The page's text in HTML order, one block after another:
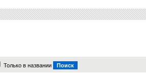
Только в названии